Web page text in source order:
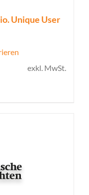
Unique User
exkl. MwSt.